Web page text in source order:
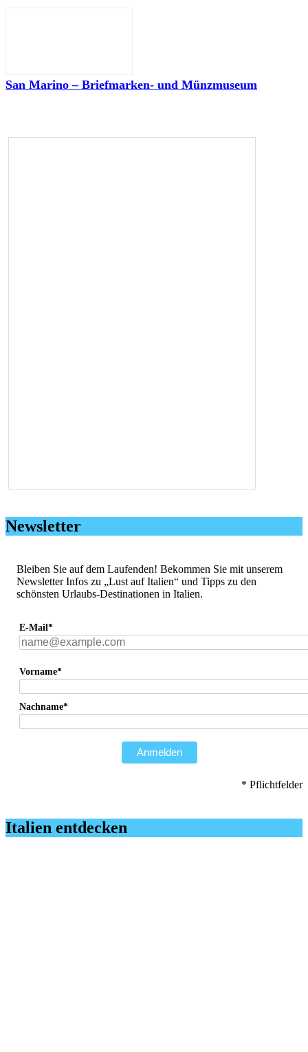
San Marino – Briefmarken- und Münzmuseum
Newsletter
Bleiben Sie auf dem Laufenden! Bekommen Sie mit unserem
Newsletter Infos zu „Lust auf Italien“ und Tipps zu den
schönsten Urlaubs-Destinationen in Italien.
E-Mail*
Vorname*
Nachname*
Anmelden
* Pflichtfelder
Italien entdecken